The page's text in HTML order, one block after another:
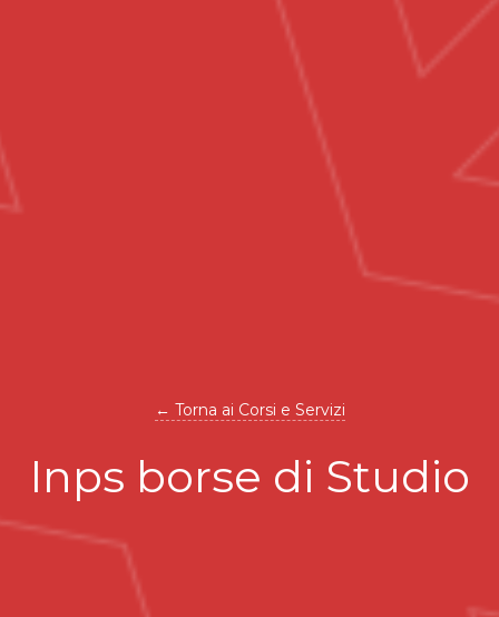
← Torna ai Corsi e Servizi
Inps borse di Studio